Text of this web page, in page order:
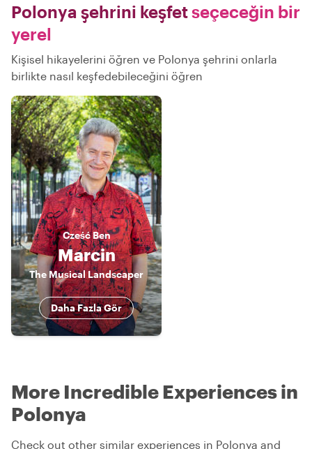
Polonya şehrini keşfetseçeceğin bir
yerel
Kişisel hikayelerini öğren ve Polonya şehrini onlarla
birlikte nasıl keşfedebileceğini öğren
CześćBen
Marcin
The Musical Landscaper
Daha Fazla Gör
More Incredible Experiences in
Polonya
Check out other similar experiences in Polonya and